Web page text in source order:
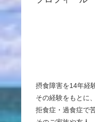
摂食障害を14年経
その経験をもとに、
拒食症・過食症で